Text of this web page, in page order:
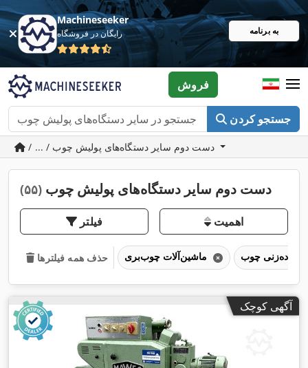
Machineseeker
رایگان در فروشگاه به برنامه
جستجو کردن
فروش
/ ... / دست دوم سایر دستگاه‌های پولیش چوب
دست دوم سایر دستگاه‌های پولیش چوب (۵۵)
فیلتر اهمیت
حذف همه فیلترها
آگهی کوچک